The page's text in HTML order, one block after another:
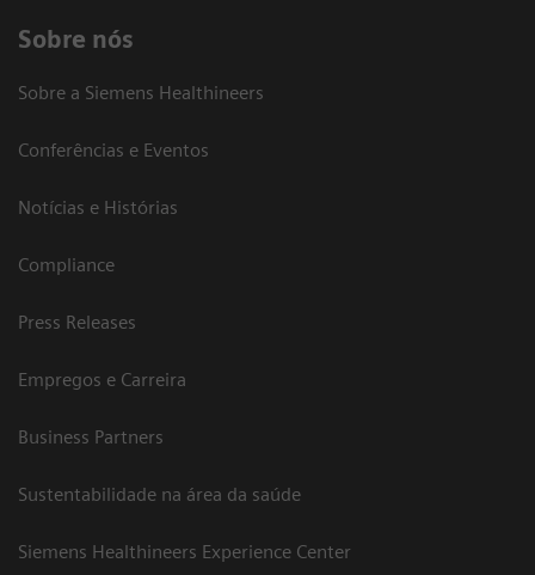
Sobre nós
Sobre a Siemens Healthineers
Conferências e Eventos
Notícias e Histórias
Compliance
Press Releases
Empregos e Carreira
Business Partners
Sustentabilidade na área da saúde
Siemens Healthineers Experience Center